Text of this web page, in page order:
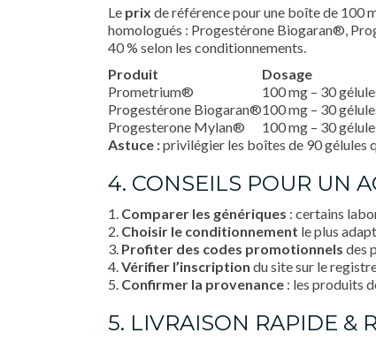
Le prix de référence pour une boîte de 100
homologués : Progestérone Biogaran®,
40 % selon les conditionnements.
Produit
Dosage
Prometrium®
100 mg – 30
Progestérone Biogaran®100 mg – 30
Progesterone Mylan®
100 mg – 30
Astuce :privilégier les boîtes de 90 gélules
4. CONSEILS POUR UN
1. Comparer les génériques : certains
2. Choisir le conditionnement le plus
3. Profiter des codes promotionnels des
4.Vérifier l’inscription du site sur le
5. Confirmer la provenance : les produits
5. LIVRAISON RAPIDE &